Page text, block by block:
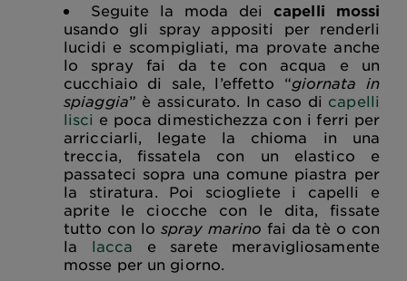
Seguite la moda deicapelli mossi
usando gli spray appositi per renderli
lucidi e scompigliati, ma provate anche
lo spray fai da te con acqua e un
cucchiaio di sale, l’effetto “giornata in
spiaggia” è assicurato. In caso di capelli
lisci e poca dimestichezza con i ferri per
arricciarli, legate la chioma in una
treccia, fissatela con un elastico e
passateci sopra una comune piastra per
la stiratura. Poi sciogliete i capelli e
aprite le ciocche con le dita, fissate
tutto con lo spray marino fai da tè o con
la lacca e sarete meravigliosamente
mosse per un giorno.